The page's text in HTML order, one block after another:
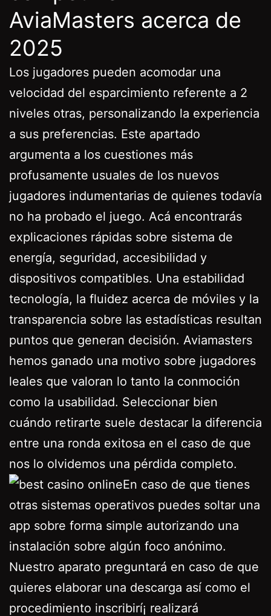
AviaMasters acerca de
2025
Los jugadores pueden acomodar una
velocidad del esparcimiento referente a 2
niveles otras, personalizando la experiencia
a sus preferencias. Este apartado
argumenta a los cuestiones más
profusamente usuales de los nuevos
jugadores indumentarias de quienes todavía
no ha probado el juego. Acá encontrarás
explicaciones rápidas sobre sistema de
energía, seguridad, accesibilidad y
dispositivos compatibles. Una estabilidad
tecnología, la fluidez acerca de móviles y la
transparencia sobre las estadísticas resultan
puntos que generan decisión. Aviamasters
hemos ganado una motivo sobre jugadores
leales que valoran lo tanto la conmoción
como la usabilidad. Seleccionar bien
cuándo retirarte suele destacar la diferencia
entre una ronda exitosa en el caso de que
nos lo olvidemos una pérdida completo.
En caso de que tienes
otras sistemas operativos puedes soltar una
app sobre forma simple autorizando una
instalación sobre algún foco anónimo.
Nuestro aparato preguntará en caso de que
quieres elaborar una descarga así­ como el
procedimiento inscribirí¡ realizará